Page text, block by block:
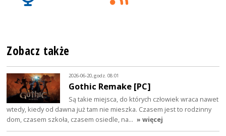
Zobacz także
2026-06-20, godz. 08:01
Gothic Remake [PC]
Są takie miejsca, do których człowiek wraca nawet
wtedy, kiedy od dawna już tam nie mieszka. Czasem jest to rodzinny
dom, czasem szkoła, czasem osiedle, na… » więcej